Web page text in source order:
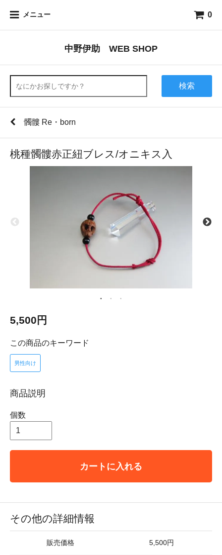
メニュー 0
中野伊助 WEB SHOP
検索
髑髏 Re・born
桃種髑髏赤正紐ブレス/オニキス入
5,500円
この商品のキーワード
男性向け
商品説明
個数
カートに入れる
その他の詳細情報
販売価格 5,500円